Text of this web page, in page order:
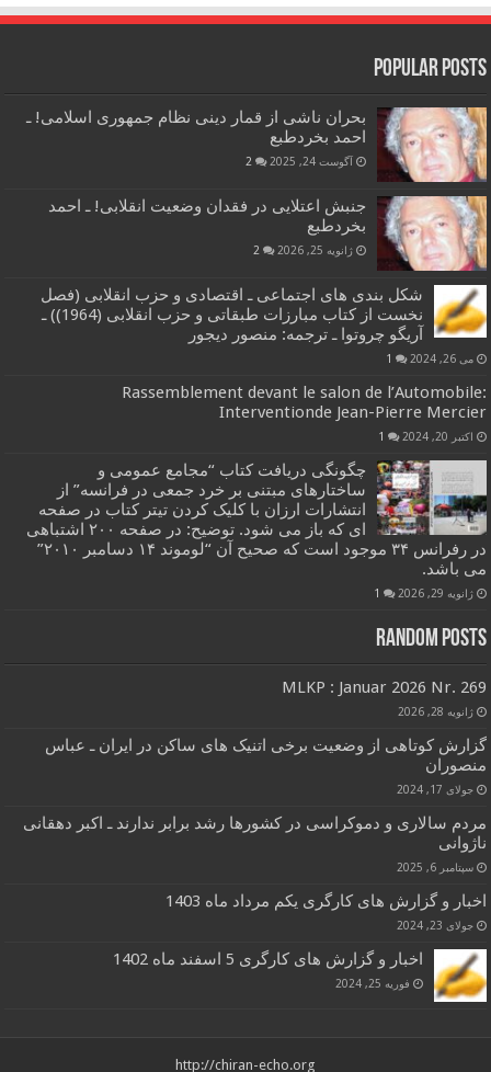
Popular Posts
بحران ناشی از قمار دینی نظام جمهوری اسلامی! ـ
احمد بخردطبع
آگوست 24, 2025 2
جنبش اعتلایی در فقدان وضعیت انقلابی! ـ احمد
بخردطبع
ژانویه 25, 2026 2
شکل بندی های اجتماعی ـ اقتصادی و حزب انقلابی (فصل
نخست از کتاب مبارزات طبقاتی و حزب انقلابی (1964)) ـ
آریگو چروتوا ـ ترجمه: منصور دیجور
می 26, 2024 1
Rassemblement devant le salon de l’Automobile:
Interventionde Jean-Pierre Mercier
اکتبر 20, 2024 1
چگونگی دریافت کتاب “مجامع عمومی و
ساختارهای مبتنی بر خرد جمعی در فرانسه” از
انتشارات ارزان با کلیک کردن تیتر کتاب در صفحه
ای که باز می شود. توضیح: در صفحه ۲۰۰ اشتباهی
در رفرانس ۳۴ موجود است که صحیح آن “لوموند ۱۴ دسامبر ۲۰۱۰”
می باشد.
ژانویه 29, 2026 1
Random Posts
MLKP : Januar 2026 Nr. 269
ژانویه 28, 2026
گزارش کوتاهی از وضعیت برخی اتنیک های ساکن در ایران ـ عباس
منصوران
جولای 17, 2024
مردم سالاری و دموکراسی در کشورها رشد برابر ندارند ـ اکبر دهقانی
ناژوانی
سپتامبر 6, 2025
اخبار و گزارش های کارگری یکم مرداد ماه 1403
جولای 23, 2024
اخبار و گزارش های کارگری 5 اسفند ماه 1402
فوریه 25, 2024
http://chiran-echo.org